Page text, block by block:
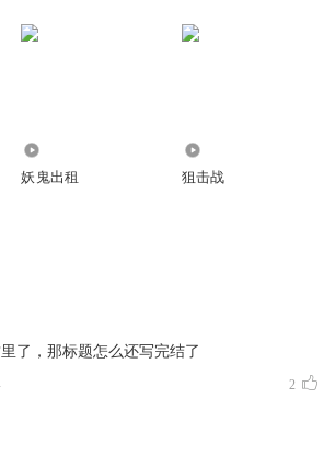
妖鬼出租 狙击战
了，那标题怎么还写完结了
2